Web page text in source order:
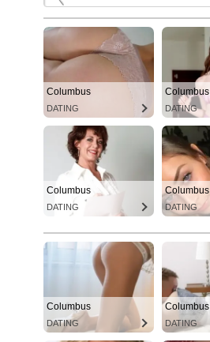
Columbus
DATING
Columbus
DATING
Columbus
DATING
Columbus
DATING
Columbus
DATING
Columbus
DATING